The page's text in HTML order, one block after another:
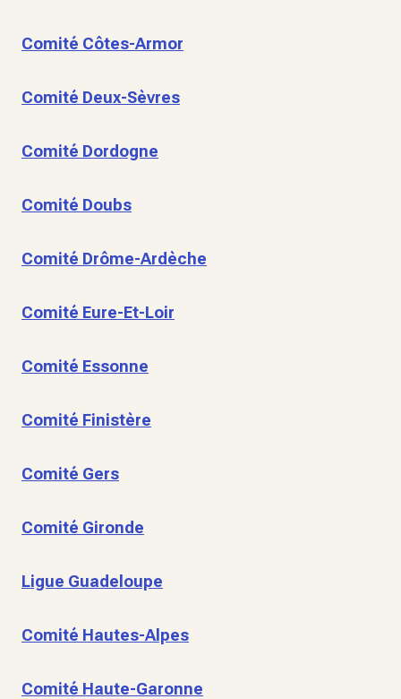
Comité Côtes-Armor
Comité Deux-Sèvres
Comité Dordogne
Comité Doubs
Comité Drôme-Ardèche
Comité Eure-Et-Loir
Comité Essonne
Comité Finistère
Comité Gers
Comité Gironde
Ligue Guadeloupe
Comité Hautes-Alpes
Comité Haute-Garonne